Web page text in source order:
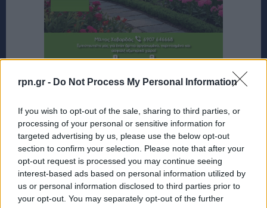
rpn.gr - Do Not Process My Personal Information
If you wish to opt-out of the sale, sharing to third parties, or
processing of your personal or sensitive information for
targeted advertising by us, please use the below opt-out
section to confirm your selection. Please note that after your
opt-out request is processed you may continue seeing
interest-based ads based on personal information utilized by
us or personal information disclosed to third parties prior to
your opt-out. You may separately opt-out of the further